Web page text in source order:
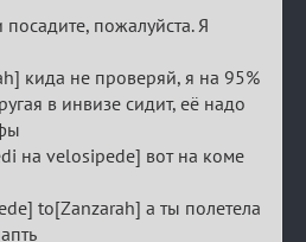
пожалуйста. Я
кида не проверяй, я на 95%
в инвизе сидит, её надо
на velosipede] вот на коме
to[Zanzarah] а ты полетела